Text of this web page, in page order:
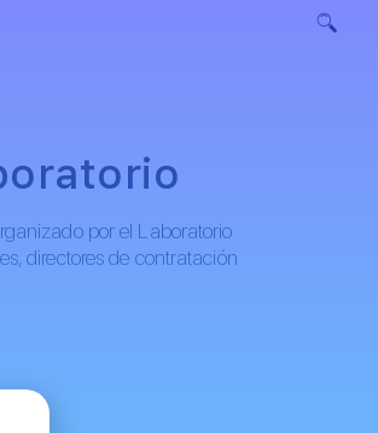
por el Laboratorio
directores de contratación